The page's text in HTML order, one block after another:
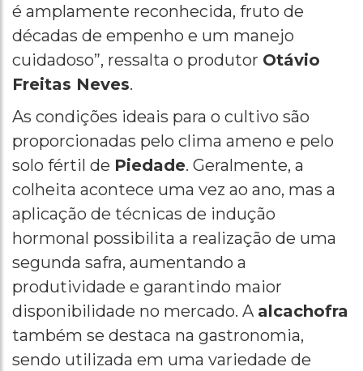
é amplamente reconhecida, fruto de
décadas de empenho e um manejo
cuidadoso”, ressalta o produtor Otávio
Freitas Neves.
As condições ideais para o cultivo são
proporcionadas pelo clima ameno e pelo
solo fértil de Piedade. Geralmente, a
colheita acontece uma vez ao ano, mas a
aplicação de técnicas de indução
hormonal possibilita a realização de uma
segunda safra, aumentando a
produtividade e garantindo maior
disponibilidade no mercado. A alcachofra
também se destaca na gastronomia,
sendo utilizada em uma variedade de